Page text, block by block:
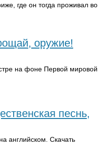
где он тогда проживал во
оружие!
на фоне Первой мировой
песнь,
английском. Скачать